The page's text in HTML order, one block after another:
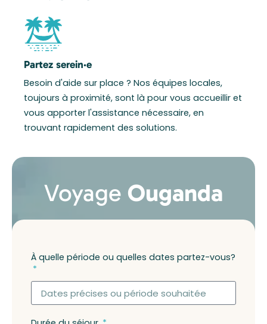
Partez serein·e
Besoin d'aide sur place ? Nos équipes locales,
toujours à proximité, sont là pour vous accueillir et
vous apporter l'assistance nécessaire, en
trouvant rapidement des solutions.
Voyage Ouganda
À quelle période ou quelles dates partez-vous?